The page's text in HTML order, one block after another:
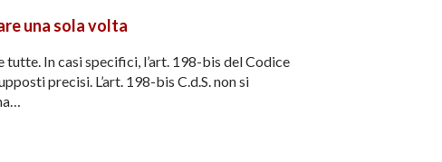
una sola volta
In casi specifici, l’art. 198-bis del Codice
precisi. L’art. 198-bis C.d.S. non si